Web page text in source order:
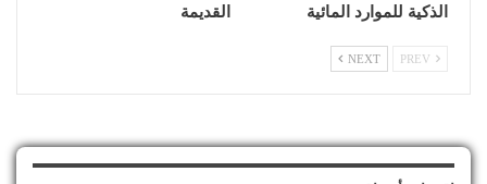
الذكية للموارد المائية
القديمة
NEXT